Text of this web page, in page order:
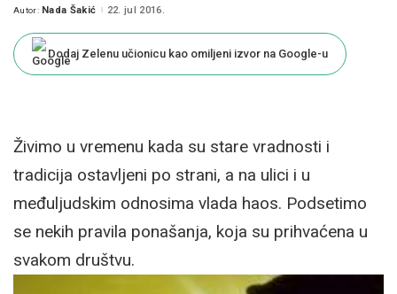
Posted
Autor: Nada Šakić 22. jul 2016.
Dodaj Zelenu učionicu kao omiljeni izvor na Google-u
Živimo u vremenu kada su stare vradnosti i
tradicija ostavljeni po strani, a na ulici i u
međuljudskim odnosima vlada haos. Podsetimo
se nekih pravila ponašanja, koja su prihvaćena u
svakom društvu.